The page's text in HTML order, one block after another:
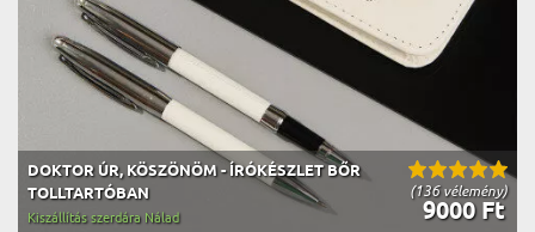
(136 vélemény)
DOKTOR ÚR, KÖSZÖNÖM - ÍRÓKÉSZLET BŐR
TOLLTARTÓBAN
9000 Ft
Kiszállítás szerdára Nálad